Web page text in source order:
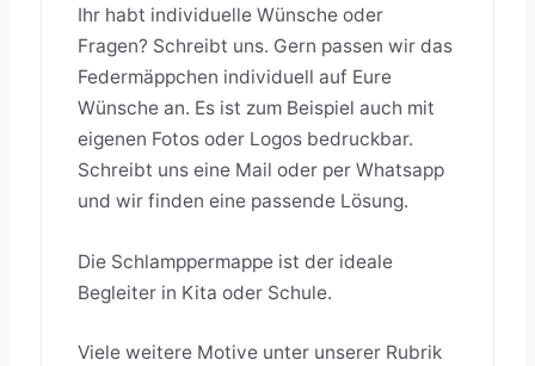
Ihr habt individuelle Wünsche oder
Fragen? Schreibt uns. Gern passen wir das
Federmäppchen individuell auf Eure
Wünsche an. Es ist zum Beispiel auch mit
eigenen Fotos oder Logos bedruckbar.
Schreibt uns eine Mail oder per Whatsapp
und wir finden eine passende Lösung.
Die Schlamppermappe ist der ideale
Begleiter in Kita oder Schule.
Viele weitere Motive unter unserer Rubrik